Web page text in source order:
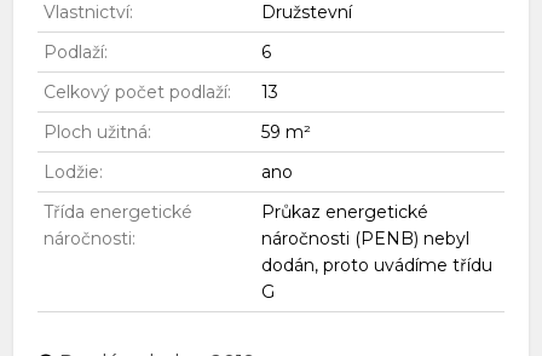
Vlastnictví:
Družstevní
Podlaží:
6
Celkový počet podlaží:
13
Ploch užitná:
59 m²
Lodžie:
ano
Třída energetické
náročnosti:
Průkaz energetické
náročnosti (PENB) nebyl
dodán, proto uvádíme třídu
G